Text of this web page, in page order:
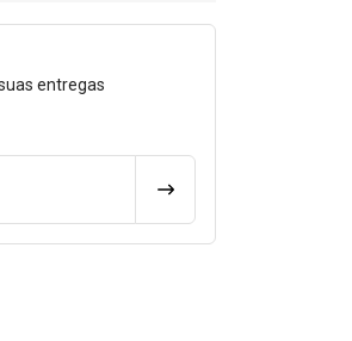
o Frete
entregas
CALCULAR FRETE